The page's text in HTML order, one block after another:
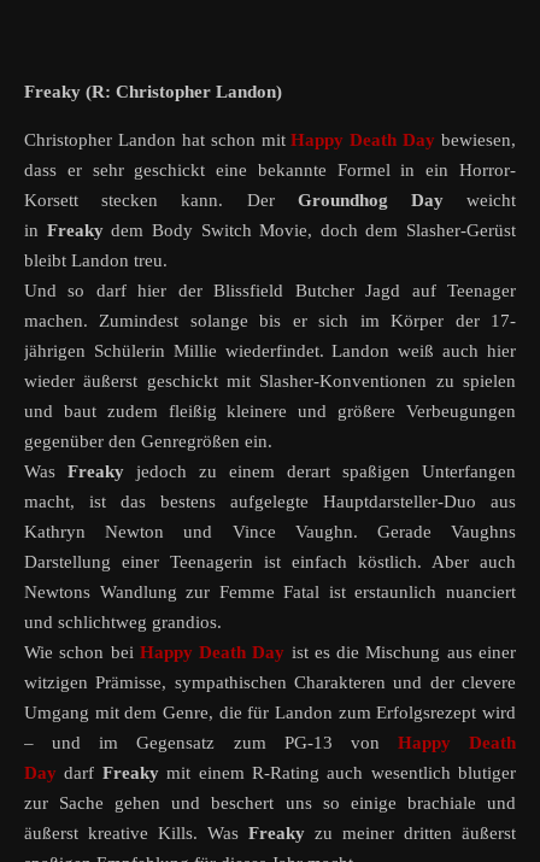
Freaky (R: Christopher Landon)
Christopher Landon hat schon mitHappy Death Day bewiesen,
dass er sehr geschickt eine bekannte Formel in ein Horror-
Korsett stecken kann. Der Groundhog Dayweicht
in Freakydem Body Switch Movie, doch dem Slasher-Gerüst
bleibt Landon treu.
Und so darf hier der Blissfield Butcher Jagd auf Teenager
machen. Zumindest solange bis er sich im Körper der 17-
jährigen Schülerin Millie wiederfindet. Landon weiß auch hier
wieder äußerst geschickt mit Slasher-Konventionen zu spielen
und baut zudem fleißig kleinere und größere Verbeugungen
gegenüber den Genregrößen ein.
Was Freaky jedoch zu einem derart spaßigen Unterfangen
macht, ist das bestens aufgelegte Hauptdarsteller-Duo aus
Kathryn Newton und Vince Vaughn. Gerade Vaughns
Darstellung einer Teenagerin ist einfach köstlich. Aber auch
Newtons Wandlung zur Femme Fatal ist erstaunlich nuanciert
und schlichtweg grandios.
Wie schon bei Happy Death Day ist es die Mischung aus einer
witzigen Prämisse, sympathischen Charakteren und der clevere
Umgang mit dem Genre, die für Landon zum Erfolgsrezept wird
– und im Gegensatz zum PG-13 von Happy Death
Day darf Freakymit einem R-Rating auch wesentlich blutiger
zur Sache gehen und beschert uns so einige brachiale und
äußerst kreative Kills. Was Freaky zu meiner dritten äußerst